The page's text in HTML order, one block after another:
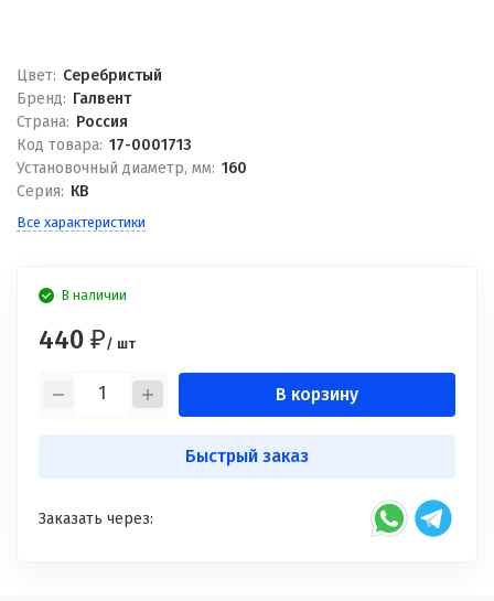
Цвет: Серебристый
Бренд: Галвент
Страна: Россия
Код товара: 17-0001713
Установочный диаметр, мм: 160
Серия: КВ
Все характеристики
В наличии
440 ₽/ шт
В корзину
Быстрый заказ
Заказать через: